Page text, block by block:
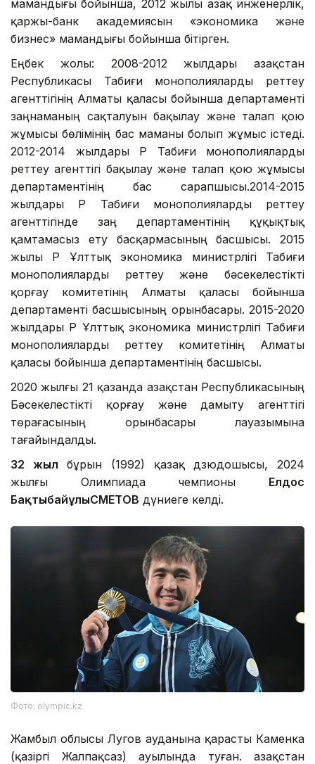
мамандығы бойынша, 2012 жылы Қазақ инженерлік,
қаржы-банк академиясын «экономика және
бизнес» мамандығы бойынша бітірген.
Еңбек жолы: 2008-2012 жылдары Қазақстан
Республикасы Табиғи монополияларды реттеу
агенттігінің Алматы қаласы бойынша департаменті
заңнаманың сақталуын бақылау және талап қою
жұмысы бөлімінің бас маманы болып жұмыс істеді.
2012-2014 жылдары ҚР Табиғи монополияларды
реттеу агенттігі бақылау және талап қою жұмысы
департаментінің бас сарапшысы.2014-2015
жылдары ҚР Табиғи монополияларды реттеу
агенттігінде заң департаментінің құқықтық
қамтамасыз ету басқармасының басшысы. 2015
жылы ҚР Ұлттық экономика министрлігі Табиғи
монополияларды реттеу және бәсекелестікті
қорғау комитетінің Алматы қаласы бойынша
департаменті басшысының орынбасары. 2015-2020
жылдары ҚР Ұлттық экономика министрлігі Табиғи
монополияларды реттеу комитетінің Алматы
қаласы бойынша департаментінің басшысы.
2020 жылғы 21 қазанда Қазақстан Республикасының
Бәсекелестікті қорғау және дамыту агенттігі
төрағасының орынбасары лауазымына
тағайындалды.
32 жыл бұрын (1992) қазақ дзюдошысы, 2024
жылғы Олимпиада чемпионы Елдос
БақтыбайұлыСМЕТОВ дүниеге келді.
Фото: olympic.kz
Жамбыл облысы Лугов ауданына қарасты Каменка
(қазіргі Жалпақсаз) ауылында туған. Қазақстан